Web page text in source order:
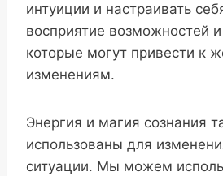
интуиции и настраивать
восприятие возможностей
которые могут привести к
изменениям.
Энергия и магия сознания
использованы для
ситуации. Мы можем